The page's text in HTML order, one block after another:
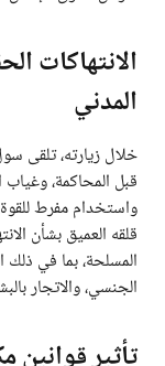
الانتهاكات
المدني
خلال زيارته، تلقى
قبل المحاكمة، وغياب
واستخدام مفرط
قلقه العميق بشأن
المسلحة، بما في ذلك
الجنسي، والاتجار